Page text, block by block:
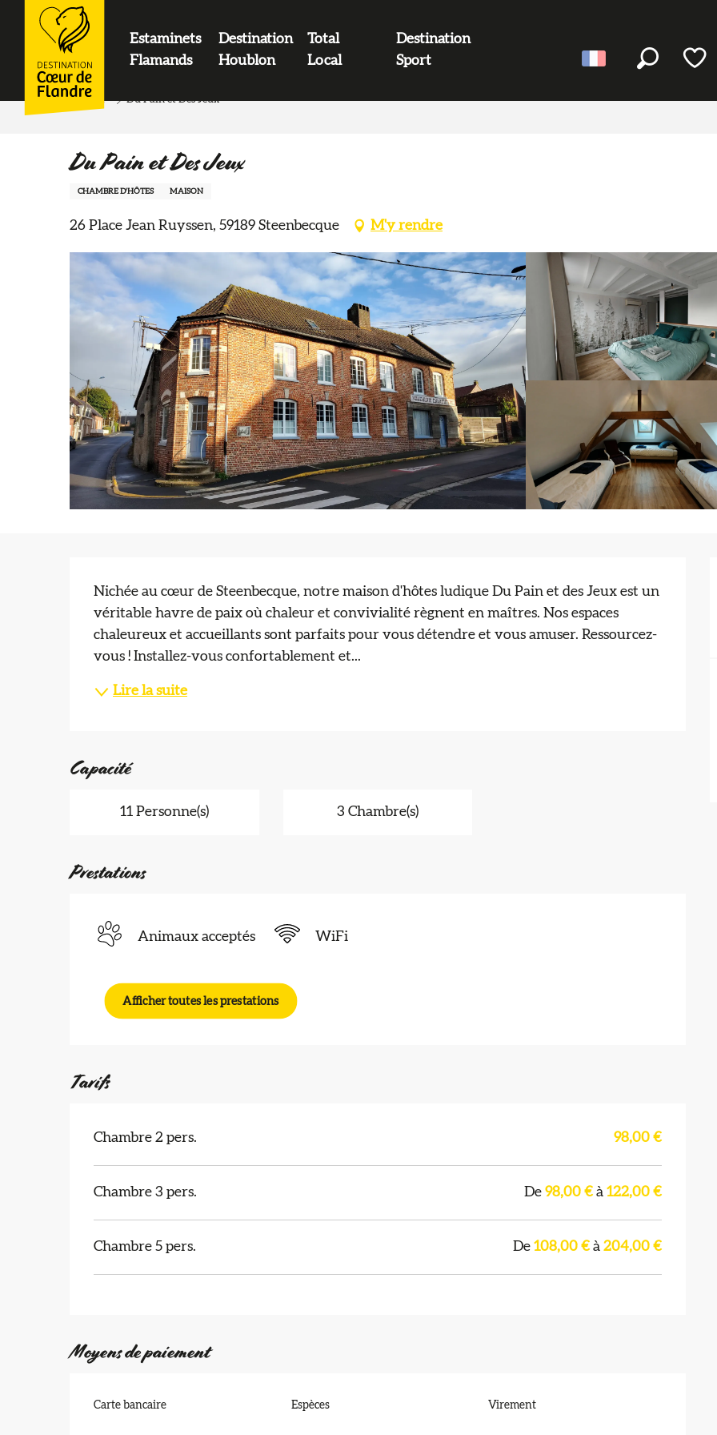
contenu
principal
Estaminets
Flamands
Destination
Houblon
Total
Local
Destination
Sport
LOGO
Accueil Du Pain et Des Jeux
Du Pain et Des Jeux
CHAMBRE D'HÔTES MAISON
26 Place Jean Ruyssen, 59189 Steenbecque M'y rendre
Description
Nichée au cœur de Steenbecque, notre maison d'hôtes ludique Du Pain et des Jeux est un
véritable havre de paix où chaleur et convivialité règnent en maîtres. Nos espaces
chaleureux et accueillants sont parfaits pour vous détendre et vous amuser. Ressourcez-
vous ! Installez-vous confortablement et...
Lire la suite
Capacité
11 Personne(s) 3 Chambre(s)
Prestations
Animaux acceptés WiFi
Afficher toutes les prestations
Tarifs
Chambre 2 pers. 98,00 €
Chambre 3 pers. De98,00 € à122,00 €
Chambre 5 pers. De108,00 € à204,00 €
Moyens de paiement
Carte bancaire Espèces Virement